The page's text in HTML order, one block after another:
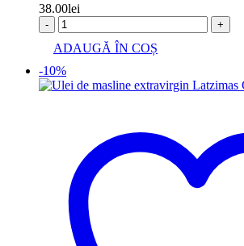
38.00lei
- +
ADAUGĂ ÎN COȘ
-10%